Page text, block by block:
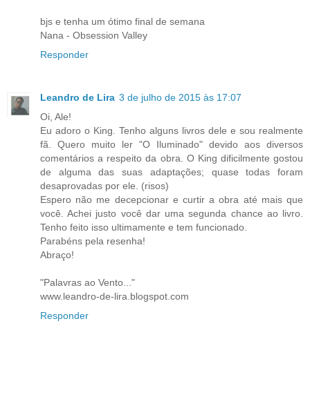
bjs e tenha um ótimo final de semana
Nana - Obsession Valley
Responder
Leandro de Lira 3 de julho de 2015 às 17:07
Oi, Ale!
Eu adoro o King. Tenho alguns livros dele e sou realmente
fã. Quero muito ler "O Iluminado" devido aos diversos
comentários a respeito da obra. O King dificilmente gostou
de alguma das suas adaptações; quase todas foram
desaprovadas por ele. (risos)
Espero não me decepcionar e curtir a obra até mais que
você. Achei justo você dar uma segunda chance ao livro.
Tenho feito isso ultimamente e tem funcionado.
Parabéns pela resenha!
Abraço!
"Palavras ao Vento..."
www.leandro-de-lira.blogspot.com
Responder